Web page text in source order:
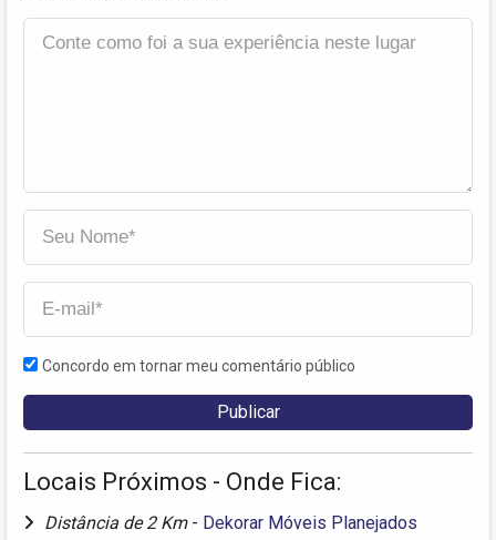
Concordo em tornar meu comentário público
Locais Próximos - Onde Fica:
Distância de 2 Km - Dekorar Móveis Planejados